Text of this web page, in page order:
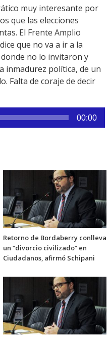
muy interesante por
que las elecciones
El Frente Amplio
que no va a ir a la
no lo invitaron y
inmadurez política, de un
Falta de coraje de decir
00:00
Retorno de Bordaberry conlleva
un “divorcio civilizado” en
Ciudadanos, afirmó Schipani